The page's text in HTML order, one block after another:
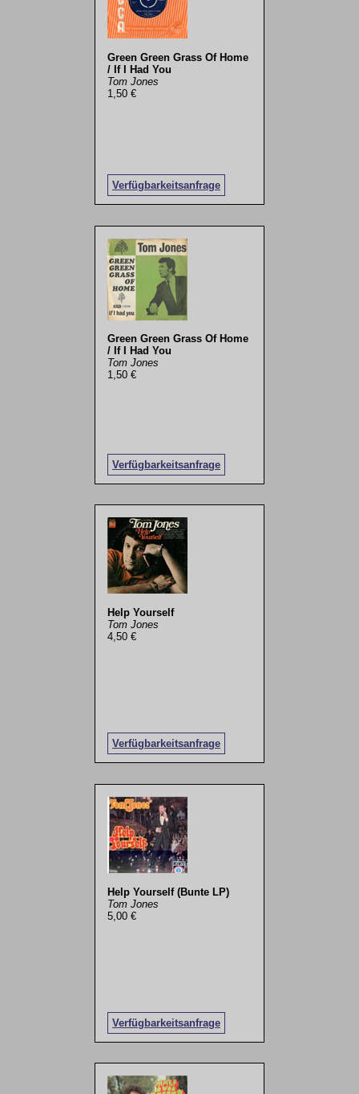
Green Green Grass Of Home
/ If I Had You
Tom Jones
1,50 €
Verfügbarkeitsanfrage
Green Green Grass Of Home
/ If I Had You
Tom Jones
1,50 €
Verfügbarkeitsanfrage
Help Yourself
Tom Jones
4,50 €
Verfügbarkeitsanfrage
Help Yourself (Bunte LP)
Tom Jones
5,00 €
Verfügbarkeitsanfrage